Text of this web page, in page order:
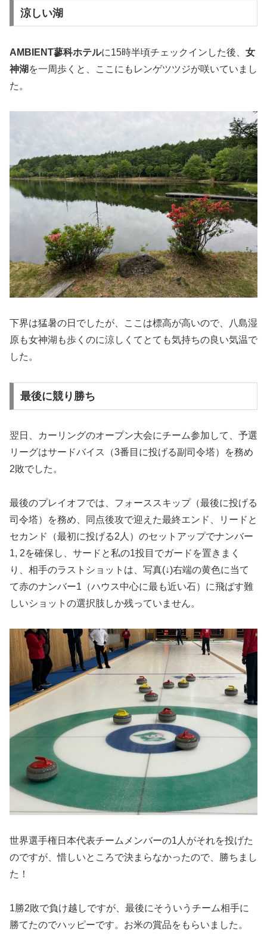
涼しい湖
AMBIENT蓼科ホテルに15時半頃チェックインした後、 女
神湖 を一周歩くと、ここにもレンゲツツジが咲いていまし
た。
下界は猛暑の日でしたが、ここは標高が高いので、八島湿
原も女神湖も歩くのに涼しくてとても気持ちの良い気温で
した。
最後に競り勝ち
翌日、カーリングのオープン大会にチーム参加して、予選
リーグはサードバイス（3番目に投げる副司令塔）を務め
2敗でした。
最後のプレイオフでは、フォーススキップ（最後に投げる
司令塔）を務め、同点後攻で迎えた最終エンド、リードと
セカンド（最初に投げる2人）のセットアップでナンバー
1, 2を確保し、サードと私の1投目でガードを置きまく
り、相手のラストショットは、写真(↓)右端の黄色に当て
て赤のナンバー1（ハウス中心に最も近い石）に飛ばす難
しいショットの選択肢しか残っていません。
世界選手権日本代表チームメンバーの1人がそれを投げた
のですが、惜しいところで決まらなかったので、勝ちまし
た！
1勝2敗で負け越しですが、最後にそういうチーム相手に
勝てたのでハッピーです。お米の賞品をもらいました。